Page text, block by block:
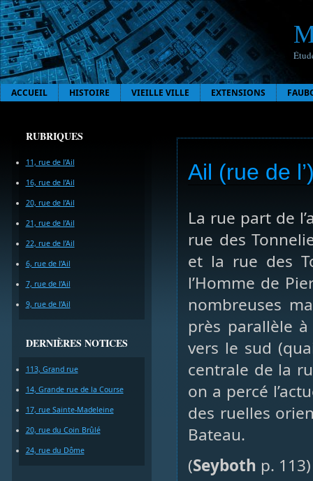
ACCUEIL HISTOIRE VIEILLE VILLE EXTENSIONS
RUBRIQUES
11, rue de l’Ail
16, rue de l’Ail
20, rue de l’Ail
21, rue de l’Ail
22, rue de l’Ail
6, rue de l’Ail
7, rue de l’Ail
9, rue de l’Ail
DERNIÈRES NOTICES
113, Grand rue
14, Grande rue de la Course
17, rue Sainte-Madeleine
20, rue du Coin Brûlé
24, rue du Dôme
Ail (rue de
La rue part de
rue des
et la rue des
l’Homme de
nombreuses
près parallèle
vers le sud
centrale de la
on a percé
des ruelles
Bateau.
(Seyboth p.